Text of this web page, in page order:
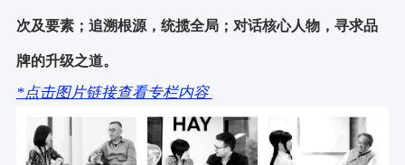
次及要素；追溯根源，统揽全局；对话核心人物，寻求品
牌的升级之道。
*点击图片链接查看专栏内容